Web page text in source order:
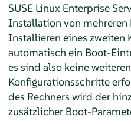
SUSE Linux Enterprise
Installation von mehreren
Installieren eines zweiten
automatisch ein Boot-
es sind also keine
Konfigurationsschritte
des Rechners wird der
zusätzlicher Boot-